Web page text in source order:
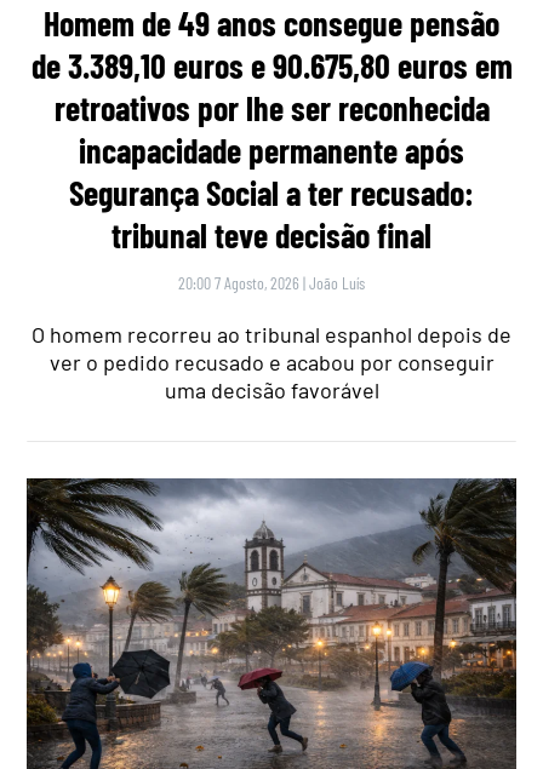
Homem de 49 anos consegue pensão
de 3.389,10 euros e 90.675,80 euros em
retroativos por lhe ser reconhecida
incapacidade permanente após
Segurança Social a ter recusado:
tribunal teve decisão final
20:00 7 Agosto, 2026 |João Luís
O homem recorreu ao tribunal espanhol depois de
ver o pedido recusado e acabou por conseguir
uma decisão favorável